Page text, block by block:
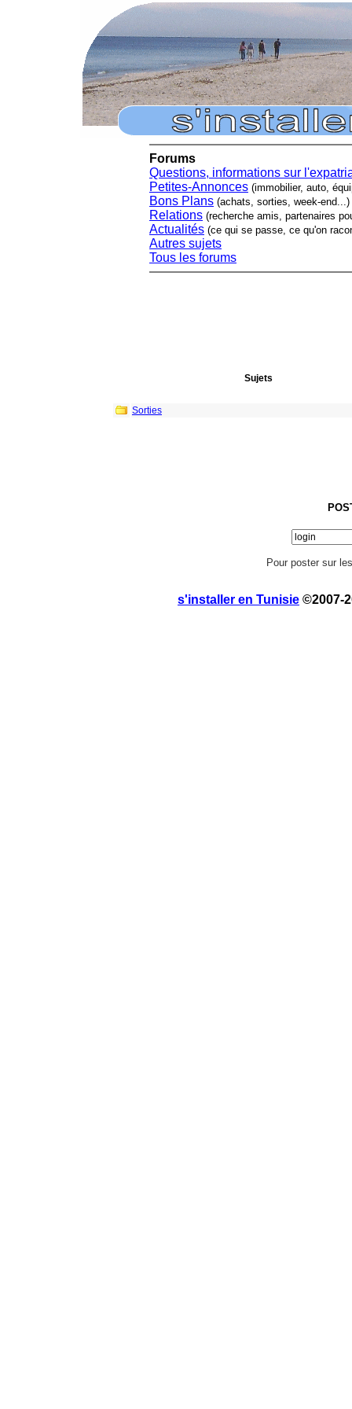
Forums
Questions, informations sur
Petites-Annonces (immobilier, auto,
Bons Plans (achats, sorties, week-end...)
Relations (recherche amis, partenaires
Actualités (ce qui se passe, ce qu'on
Autres sujets
Tous les forums
Sujets
Sorties
Pour poster sur
s'installer en Tunisie ©2007-